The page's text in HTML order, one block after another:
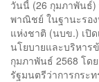
วันนี้ (26 กุมภาพันธ์
พาณิชย์ ในฐานะรอ
แห่งชาติ (นบข.) เปิ
นโยบายและบริหาร
กุมภาพันธ์ 2568 โด
รัฐมนตรีว่าการกระ